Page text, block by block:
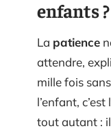
enfants ?
La patience
attendre,
mille fois
l’enfant, c’est
tout autant :